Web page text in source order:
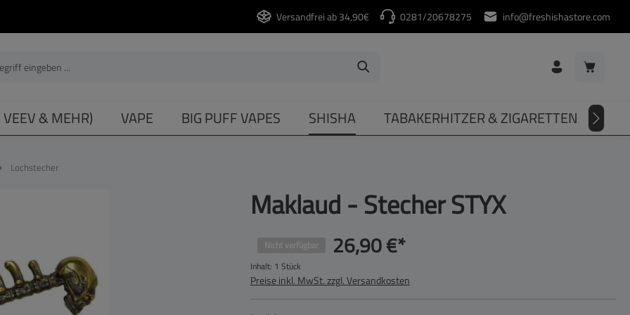
Versandfrei ab 34,90€ 0281/20678275 info@freshishastore.com
VEEV & MEHR) VAPE BIG PUFF VAPES SHISHA TABAKERHITZER & ZIGARETTEN
Lochstecher
Maklaud - Stecher STYX
Nicht verfügbar 26,90 €*
Inhalt: 1 Stück
Preise inkl. MwSt. zzgl. Versandkosten